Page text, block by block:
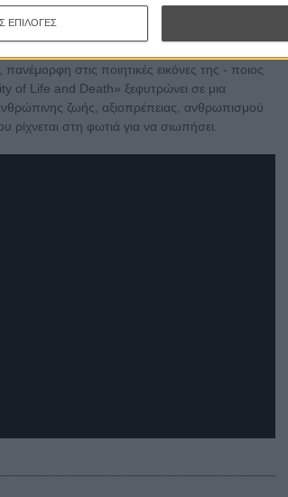
ΕΠΙΛΟΓΕΣ
και είναι βαθιά αντιπολεμική, με λόγο
στις ποιητικές εικόνες της - ποιος
of Life and Death» ξεφυτρώνει σε μια
ζωής, αξιοπρέπειας, ανθρωπισμού
ρίχνεται στη φωτιά για να σιωπήσει.